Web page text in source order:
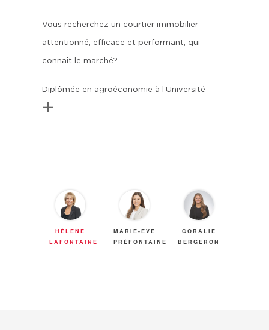
Vous recherchez un courtier immobilier
attentionné, efficace et performant, qui
connaît le marché?
Diplômée en agroéconomie à l'Université
Laval, Hélène a toujours œuvré dans les
guides dans la réussite de votre projet. Une
rencontre, sans frais ni obligation, vous
permettra de recevoir une offre de services et
+
HÉLÈNE
LAFONTAINE
MARIE-ÈVE
PRÉFONTAINE
CORALIE
BERGERON